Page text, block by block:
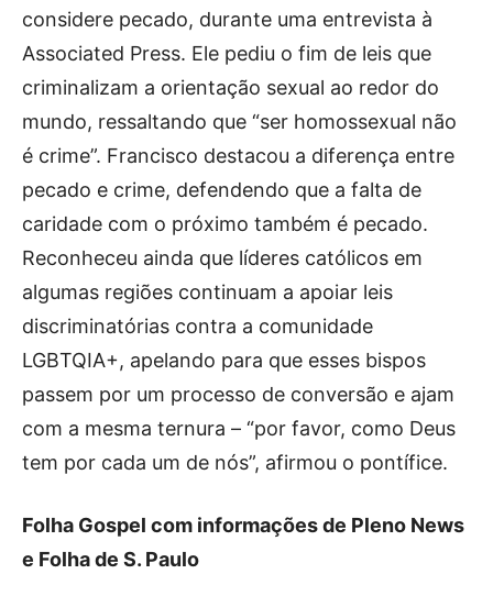
considere pecado, durante uma entrevista à
Associated Press. Ele pediu o fim de leis que
criminalizam a orientação sexual ao redor do
mundo, ressaltando que “ser homossexual não
é crime”. Francisco destacou a diferença entre
pecado e crime, defendendo que a falta de
caridade com o próximo também é pecado.
Reconheceu ainda que líderes católicos em
algumas regiões continuam a apoiar leis
discriminatórias contra a comunidade
LGBTQIA+, apelando para que esses bispos
passem por um processo de conversão e ajam
com a mesma ternura – “por favor, como Deus
tem por cada um de nós”, afirmou o pontífice.
Folha Gospel com informações de Pleno News
e Folha de S. Paulo